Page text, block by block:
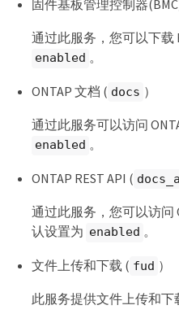
固件基板管理控制器
通过此服务，您可以下载
enabled 。
ONTAP 文档 ( docs ）
通过此服务可以访问
enabled 。
ONTAP REST API (
通过此服务，您可以访问
认设置为 enabled 。
文件上传和下载 ( fud ）
此服务提供文件上传和下